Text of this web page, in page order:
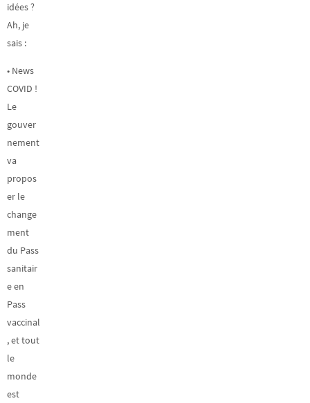
idées ?
Ah, je
sais :
• News
COVID !
Le
gouver
nement
va
propos
er le
change
ment
du Pass
sanitair
e en
Pass
vaccinal
, et tout
le
monde
est